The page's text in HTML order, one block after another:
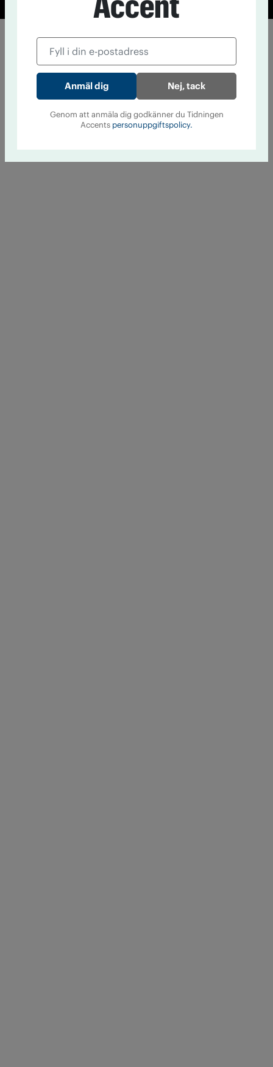
Nej, tack
Genom att anmäla dig godkänner du Tidningen
Accents personuppgiftspolicy.